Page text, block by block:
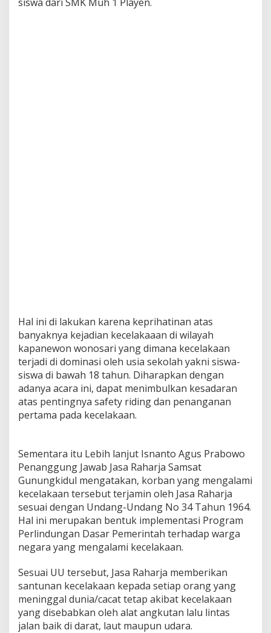
Hal ini di lakukan karena keprihatinan atas
banyaknya kejadian kecelakaaan di wilayah
kapanewon wonosari yang dimana kecelakaan
terjadi di dominasi oleh usia sekolah yakni siswa-
siswa di bawah 18 tahun. Diharapkan dengan
adanya acara ini, dapat menimbulkan kesadaran
atas pentingnya safety riding dan penanganan
pertama pada kecelakaan.
Sementara itu Lebih lanjut Isnanto Agus Prabowo
Penanggung Jawab Jasa Raharja Samsat
Gunungkidul mengatakan, korban yang mengalami
kecelakaan tersebut terjamin oleh Jasa Raharja
sesuai dengan Undang-Undang No 34 Tahun 1964.
Hal ini merupakan bentuk implementasi Program
Perlindungan Dasar Pemerintah terhadap warga
negara yang mengalami kecelakaan.
Sesuai UU tersebut, Jasa Raharja memberikan
santunan kecelakaan kepada setiap orang yang
meninggal dunia/cacat tetap akibat kecelakaan
yang disebabkan oleh alat angkutan lalu lintas
jalan baik di darat, laut maupun udara.